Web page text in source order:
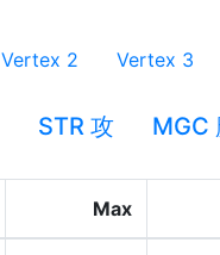
Vertex 2 Vertex 3
STR 攻 MGC
Max